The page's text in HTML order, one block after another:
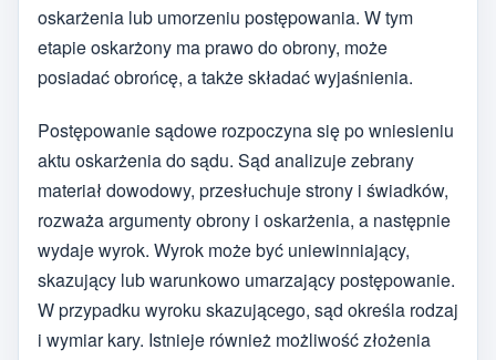
oskarżenia lub umorzeniu postępowania. W tym
etapie oskarżony ma prawo do obrony, może
posiadać obrońcę, a także składać wyjaśnienia.
Postępowanie sądowe rozpoczyna się po wniesieniu
aktu oskarżenia do sądu. Sąd analizuje zebrany
materiał dowodowy, przesłuchuje strony i świadków,
rozważa argumenty obrony i oskarżenia, a następnie
wydaje wyrok. Wyrok może być uniewinniający,
skazujący lub warunkowo umarzający postępowanie.
W przypadku wyroku skazującego, sąd określa rodzaj
i wymiar kary. Istnieje również możliwość złożenia